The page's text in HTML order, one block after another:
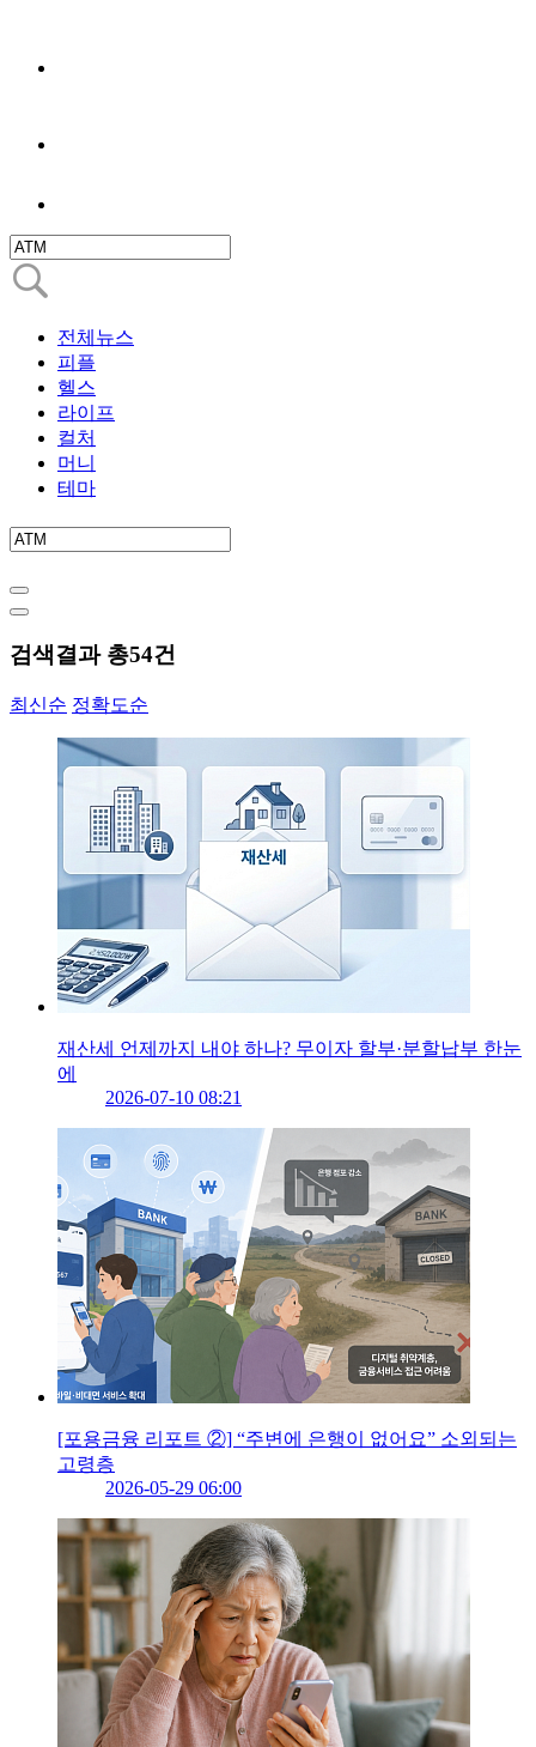
전체뉴스
피플
헬스
라이프
컬처
머니
테마
검색결과 총54건
최신순 정확도순
재산세 언제까지 내야 하나? 무이자 할부·분할납부 한눈
에
2026-07-10 08:21
[포용금융 리포트 ②] “주변에 은행이 없어요” 소외되는
고령층
2026-05-29 06:00